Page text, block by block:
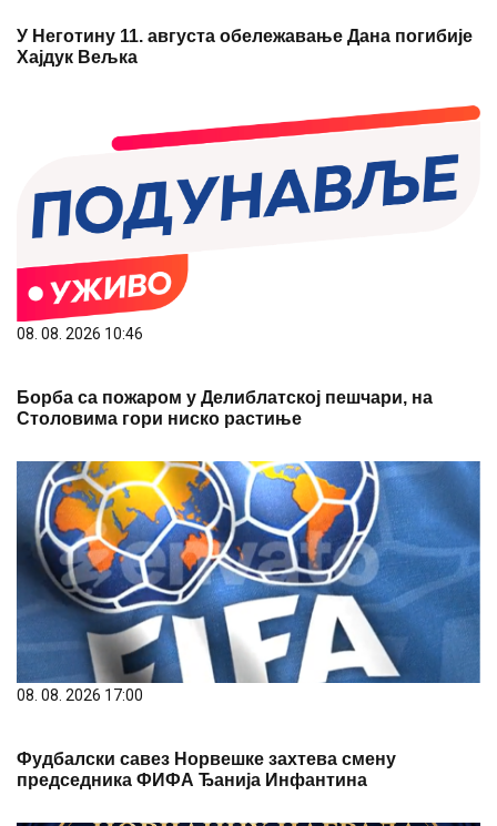
У Неготину 11. августа обележавање Дана погибије
Хајдук Вељка
08. 08. 2026 10:46
Борба са пожаром у Делиблатској пешчари, на
Столовима гори ниско растиње
08. 08. 2026 17:00
Фудбалски савез Норвешке захтева смену
председника ФИФА Ђанија Инфантина